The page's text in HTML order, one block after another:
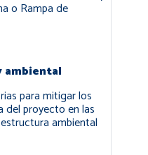
o Rampa de
ambiental
para mitigar los
del proyecto en las
ambiental